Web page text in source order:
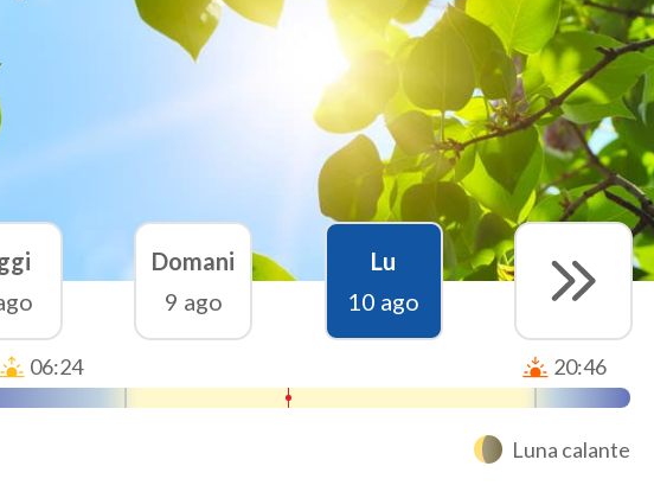
Domani
9 ago
Lu
10 ago
06:24 20:46
Luna calante